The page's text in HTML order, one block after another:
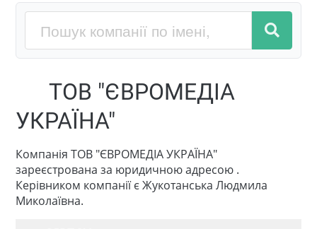
ТОВ "ЄВРОМЕДІА
УКРАЇНА"
Компанія ТОВ "ЄВРОМЕДІА УКРАЇНА"
зареєстрована за юридичною адресою .
Керівником компанії є Жукотанська Людмила
Миколаївна.